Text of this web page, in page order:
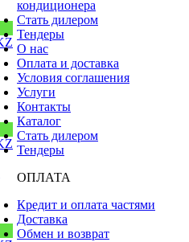
кондиционера
Стать дилером
Тендеры
О нас
Оплата и доставка
Условия соглашения
Услуги
Контакты
Каталог
Стать дилером
Тендеры
ОПЛАТА
Кредит и оплата частями
Доставка
Обмен и возврат